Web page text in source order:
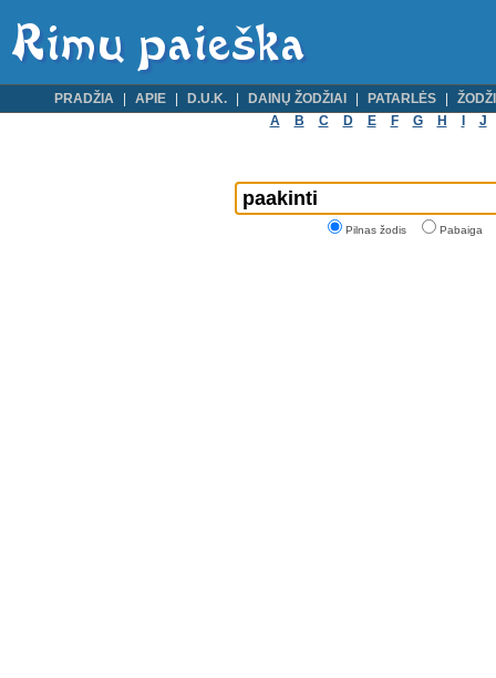
PRADŽIA APIE D.U.K. DAINŲ ŽODŽIAI PATARLĖS
A
B C D E F G H J
Pilnas žodis Pabaiga